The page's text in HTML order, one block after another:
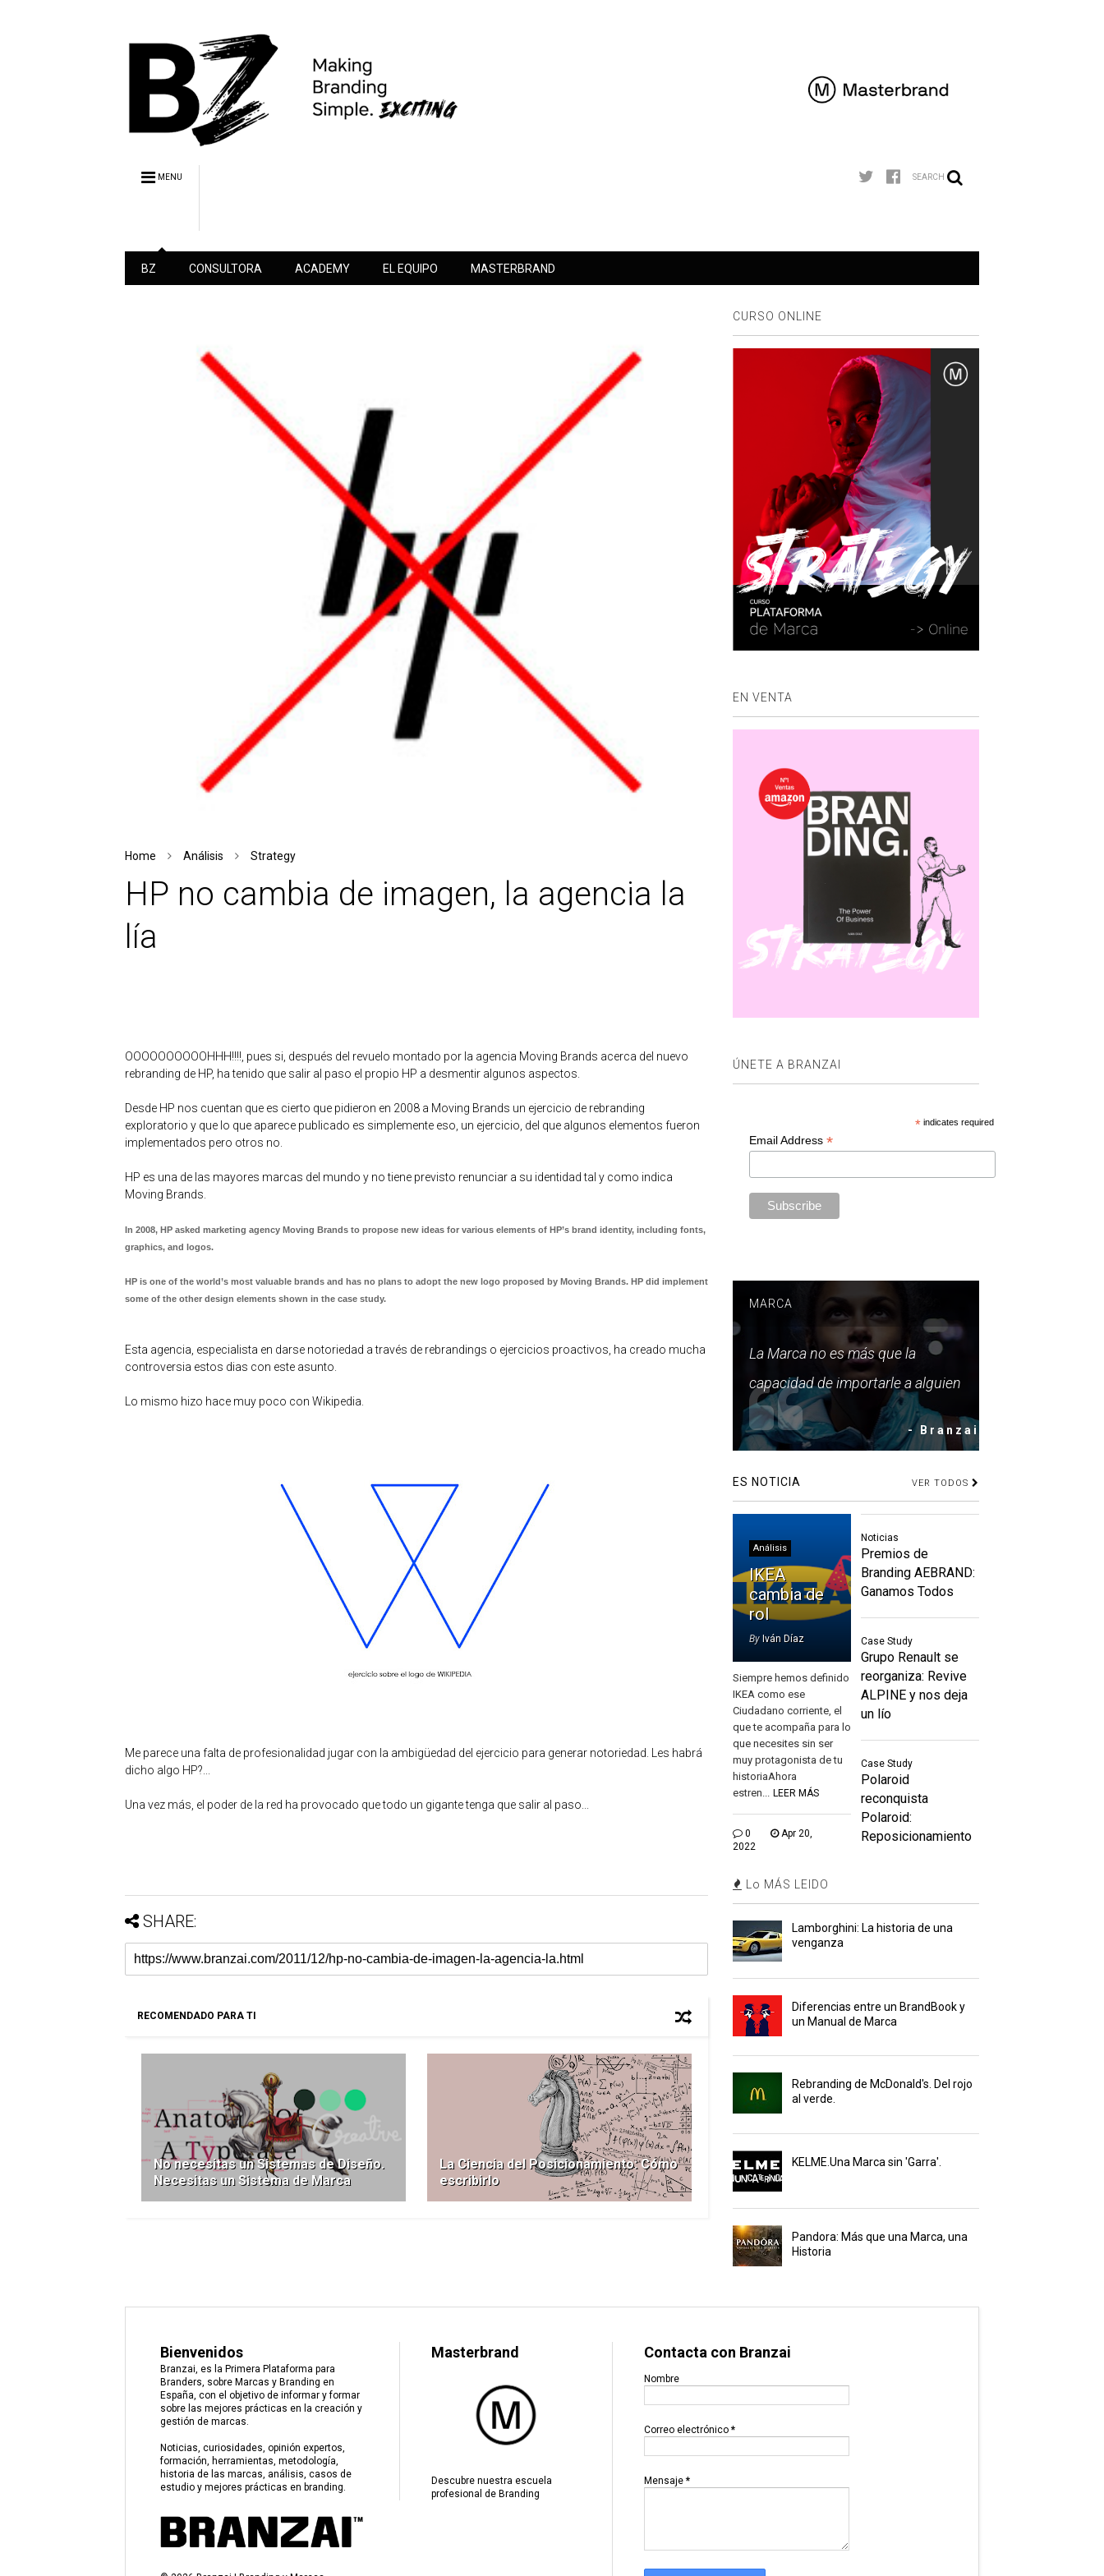
MENU SEARCH
BZ CONSULTORA ACADEMY EL EQUIPO MASTERBRAND
Home Análisis Strategy
HP no cambia de imagen, la agencia la
lía
OOOOOOOOOOHHH!!!!, pues si, después del revuelo montado por la agencia Moving Brands acerca del nuevo
rebranding de HP, ha tenido que salir al paso el propio HP a desmentir algunos aspectos.
Desde HP nos cuentan que es cierto que pidieron en 2008 a Moving Brands un ejercicio de rebranding
exploratorio y que lo que aparece publicado es simplemente eso, un ejercicio, del que algunos elementos fueron
implementados pero otros no.
HP es una de las mayores marcas del mundo y no tiene previsto renunciar a su identidad tal y como indica
Moving Brands.
In 2008, HP asked marketing agency Moving Brands to propose new ideas for various elements of HP’s brand identity, including fonts,
graphics, and logos.
HP is one of the world’s most valuable brands and has no plans to adopt the new logo proposed by Moving Brands. HP did implement
some of the other design elements shown in the case study.
Esta agencia, especialista en darse notoriedad a través de rebrandings o ejercicios proactivos, ha creado mucha
controversia estos dias con este asunto.
Lo mismo hizo hace muy poco con Wikipedia.
Me parece una falta de profesionalidad jugar con la ambigüedad del ejercicio para generar notoriedad. Les habrá
dicho algo HP?...
Una vez más, el poder de la red ha provocado que todo un gigante tenga que salir al paso...
SHARE:
RECOMENDADO PARA TI
No necesitas un Sistemas de Diseño.
Necesitas un Sistema de Marca
La Ciencia del Posicionamiento: Cómo
escribirlo
CURSO ONLINE
EN VENTA
ÚNETE A BRANZAI
*indicates required
Email Address *
MARCA
La Marca no es más que la
capacidad de importarle a alguien
- Branzai
ES NOTICIA VER TODOS
Análisis
IKEA
cambia de
rol
By Iván Díaz
Siempre hemos definido
IKEA como ese
Ciudadano corriente, el
que te acompaña para lo
que necesites sin ser
muy protagonista de tu
historiaAhora
estren...
LEER MÁS
0
Apr 20,
2022
Noticias
Premios de
Branding AEBRAND:
Ganamos Todos
Case Study
Grupo Renault se
reorganiza: Revive
ALPINE y nos deja
un lío
Case Study
Polaroid
reconquista
Polaroid:
Reposicionamiento
Lo MÁS LEIDO
Lamborghini: La historia de una
venganza
Diferencias entre un BrandBook y
un Manual de Marca
Rebranding de McDonald's. Del rojo
al verde.
KELME.Una Marca sin 'Garra'.
Pandora: Más que una Marca, una
Historia
Bienvenidos
Branzai, es la Primera Plataforma para
Branders, sobre Marcas y Branding en
España, con el objetivo de informar y formar
sobre las mejores prácticas en la creación y
gestión de marcas.
Noticias, curiosidades, opinión expertos,
formación, herramientas, metodología,
historia de las marcas, análisis, casos de
estudio y mejores prácticas en branding.
Masterbrand
Descubre nuestra escuela
profesional de Branding
Contacta con Branzai
Nombre
Correo electrónico *
Mensaje *